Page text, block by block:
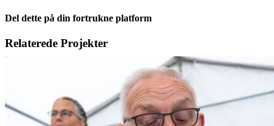
Del dette på din fortrukne platform
Facebook
X
LinkedIn
E-
Relaterede Projekter